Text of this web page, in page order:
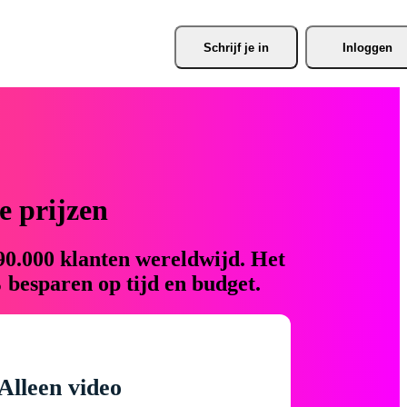
Schrijf je in Inloggen
prijzen
klanten wereldwijd. Het
op tijd en budget.
video